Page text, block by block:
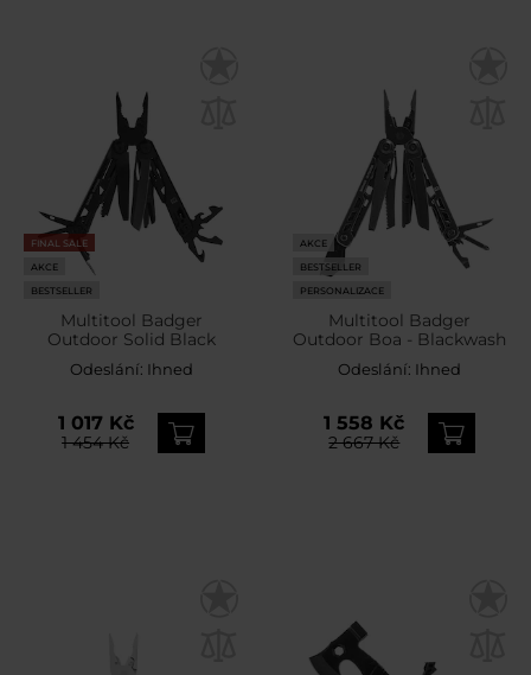
FINAL SALE
AKCE
BESTSELLER
Multitool Badger
Outdoor Solid Black
Odeslání: Ihned
1 017 Kč
1 454 Kč
AKCE
BESTSELLER
PERSONALIZACE
Multitool Badger
Outdoor Boa - Blackwash
Odeslání: Ihned
1 558 Kč
2 667 Kč